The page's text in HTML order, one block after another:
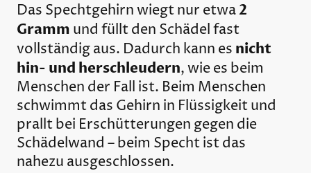
Das Spechtgehirn wiegt nur etwa2
Gramm und füllt den Schädel fast
vollständig aus. Dadurch kann es nicht
hin- und herschleudern, wie es beim
Menschen der Fall ist. Beim Menschen
schwimmt das Gehirn in Flüssigkeit und
prallt bei Erschütterungen gegen die
Schädelwand – beim Specht ist das
nahezu ausgeschlossen.